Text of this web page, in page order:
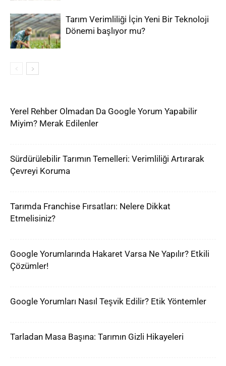
Tarım Verimliliği İçin Yeni Bir Teknoloji
Dönemi başlıyor mu?
Yerel Rehber Olmadan Da Google Yorum Yapabilir
Miyim? Merak Edilenler
Sürdürülebilir Tarımın Temelleri: Verimliliği Artırarak
Çevreyi Koruma
Tarımda Franchise Fırsatları: Nelere Dikkat
Etmelisiniz?
Google Yorumlarında Hakaret Varsa Ne Yapılır? Etkili
Çözümler!
Google Yorumları Nasıl Teşvik Edilir? Etik Yöntemler
Tarladan Masa Başına: Tarımın Gizli Hikayeleri